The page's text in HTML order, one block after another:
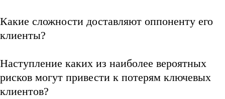
Какие сложности доставляют оппоненту его
клиенты?
Наступление каких из наиболее вероятных
рисков могут привести к потерям ключевых
клиентов?